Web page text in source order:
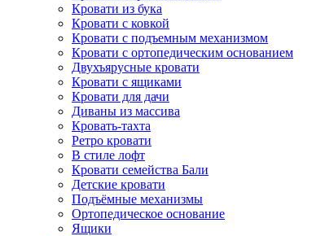
Кровати из бука
Кровати с ковкой
Кровати с подъемным механизмом
Кровати с ортопедическим основанием
Двухъярусные кровати
Кровати с ящиками
Кровати для дачи
Диваны из массива
Кровать-тахта
Ретро кровати
В стиле лофт
Кровати семейства Бали
Детские кровати
Подъёмные механизмы
Ортопедическое основание
Ящики